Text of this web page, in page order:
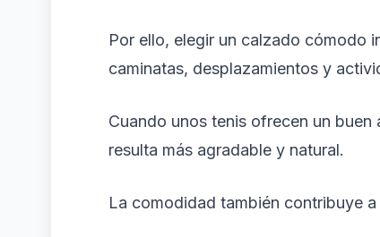
Por ello, elegir un calzado cómodo
caminatas, desplazamientos y
Cuando unos tenis ofrecen un
resulta más agradable y natural.
La comodidad también contribuye